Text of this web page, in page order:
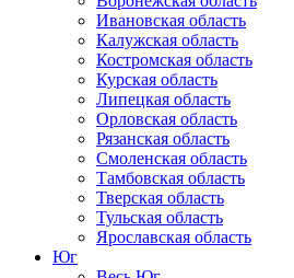
Ивановская область
Калужская область
Костромская область
Курская область
Липецкая область
Орловская область
Рязанская область
Смоленская область
Тамбовская область
Тверская область
Тульская область
Ярославская область
Юг